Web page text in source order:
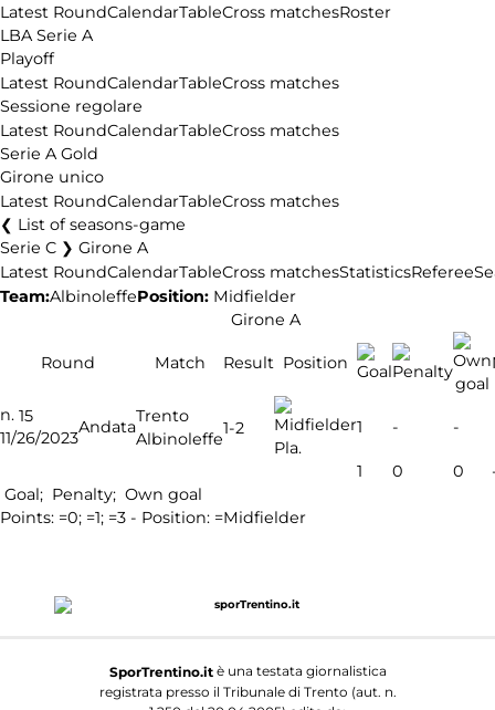
Latest RoundCalendarTableCross matchesRoster
LBA Serie A
Playoff
Latest RoundCalendarTableCross matches
Sessione regolare
Latest RoundCalendarTableCross matches
Serie A Gold
Girone unico
Latest RoundCalendarTableCross matches
List of seasons-game
Serie C ❯ Girone A
Latest RoundCalendarTableCross matchesStatisticsReferee
Team:AlbinoleffePosition: Midfielder
Girone A
Round Match Result Position
n. 15
11/26/2023
Andata
Trento
Albinoleffe
1-2
Pla.
1 - -
1 0 0
Goal; Penalty; Own goal
Points: =0; =1; =3 - Position: =Midfielder
SporTrentino.itè una testata giornalistica
registrata presso il Tribunale di Trento (aut. n.